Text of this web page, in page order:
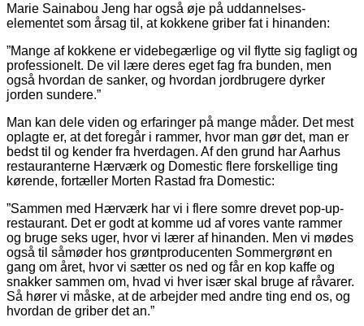
Marie Sainabou Jeng har også øje på uddannelses­
elementet som årsag til, at kokkene griber fat i hinanden:
”Mange af kokkene er videbegærlige og vil flytte sig fagligt og
professionelt. De vil lære deres eget fag fra bunden, men
også hvordan de sanker, og hvordan jordbrugere dyrker
jorden sundere.”
Man kan dele viden og erfaringer på mange måder. Det mest
oplagte er, at det foregår i rammer, hvor man gør det, man er
bedst til og kender fra hverdagen. Af den grund har Aarhus
restauranterne Hærværk og Domestic flere forskellige ting
kør­ende, fortæller Morten Rastad fra Domestic:
”Sammen med Hærværk har vi i flere somre drevet pop-up-
restaurant. Det er godt at komme ud af vores vante rammer
og bruge seks uger, hvor vi lærer af hinanden. Men vi mødes
også til såmøder hos grøntproducenten Sommergrønt en
gang om året, hvor vi sætter os ned og får en kop kaffe og
snakker sammen om, hvad vi hver især skal bruge af råvarer.
Så hører vi måske, at de arbejder med andre ting end os, og
hvordan de griber det an.”